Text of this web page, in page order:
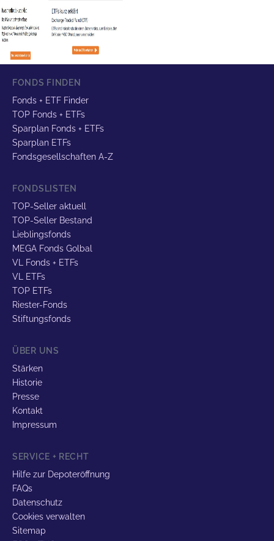
FONDS FINDEN
Fonds + ETF Finder
TOP Fonds + ETFs
Sparplan Fonds + ETFs
Sparplan ETFs
Fondsgesellschaften A-Z
FONDSLISTEN
TOP-Seller aktuell
TOP-Seller Bestand
Lieblingsfonds
MEGA Fonds Golbal
VL Fonds + ETFs
VL ETFs
TOP ETFs
Riester-Fonds
Stiftungsfonds
ÜBER UNS
Stärken
Historie
Presse
Kontakt
Impressum
SERVICE + RECHT
Hilfe zur Depoteröffnung
FAQs
Datenschutz
Cookies verwalten
Sitemap